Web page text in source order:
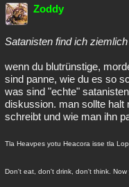
Zoddy
Satanisten find ich
wenn du blutrünstige,
sind panne, wie du es so
was sind "echte"
diskussion. man sollte halt
schreibt und wie man ihn
Tla Heavpes yotu Heacora isse tla
Don't eat, don't drink, don't think. Now